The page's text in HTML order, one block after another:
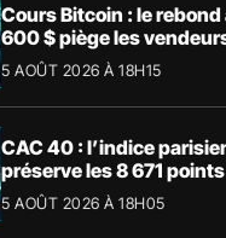
Cours Bitcoin : le rebond
600 $ piège les
découvert
5 AOÛT 2026 À 18H15
CAC 40 : l’indice
préserve les 8 671 points
malgré le recul du luxe
5 AOÛT 2026 À 18H05